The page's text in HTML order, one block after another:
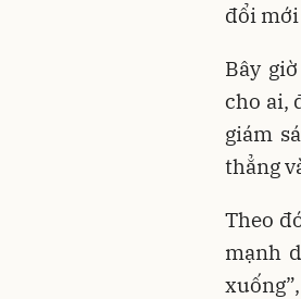
đổi
Bây
cho ai,
giám
thẳng
Theo
mạnh